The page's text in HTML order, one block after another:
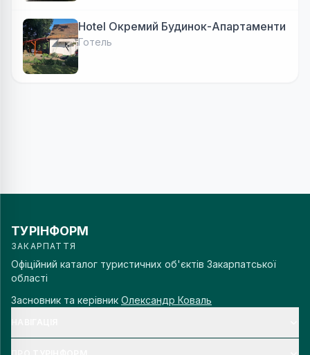
Hotel Окремий Будинок-Апартаменти
Готель
ТУРІНФОРМ
ЗАКАРПАТТЯ
Офіційний каталог туристичних об'єктів Закарпатської
області
Засновник та керівник Олександр Коваль